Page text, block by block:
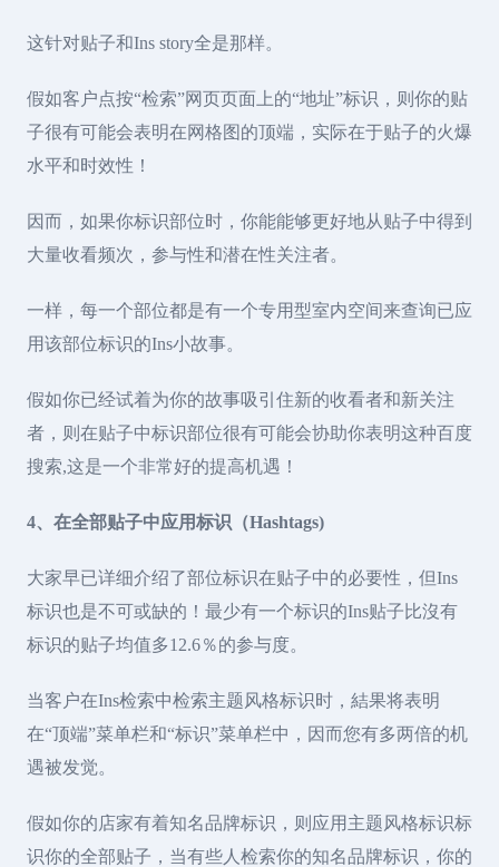
这针对贴子和Ins story全是那样。
假如客户点按“检索”网页页面上的“地址”标识，则你的贴
子很有可能会表明在网格图的顶端，实际在于贴子的火爆
水平和时效性！
因而，如果你标识部位时，你能能够更好地从贴子中得到
大量收看频次，参与性和潜在性关注者。
一样，每一个部位都是有一个专用型室内空间来查询已应
用该部位标识的Ins小故事。
假如你已经试着为你的故事吸引住新的收看者和新关注
者，则在贴子中标识部位很有可能会协助你表明这种百度
搜索,这是一个非常好的提高机遇！
4、在全部贴子中应用标识（Hashtags)
大家早已详细介绍了部位标识在贴子中的必要性，但Ins
标识也是不可或缺的！最少有一个标识的Ins贴子比沒有
标识的贴子均值多12.6％的参与度。
当客户在Ins检索中检索主题风格标识时，結果将表明
在“顶端”菜单栏和“标识”菜单栏中，因而您有多两倍的机
遇被发觉。
假如你的店家有着知名品牌标识，则应用主题风格标识标
识你的全部贴子，当有些人检索你的知名品牌标识，你的